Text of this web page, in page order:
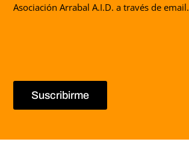
Asociación Arrabal A.I.D. a través de email.
Suscribirme